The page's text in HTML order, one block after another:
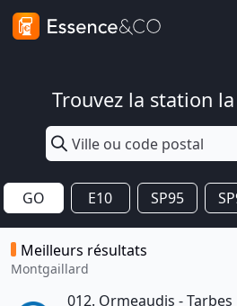
Trouvez la station
GO E10 SP95
Meilleurs résultats
Montgaillard
012. Ormeaudis - Tarbes